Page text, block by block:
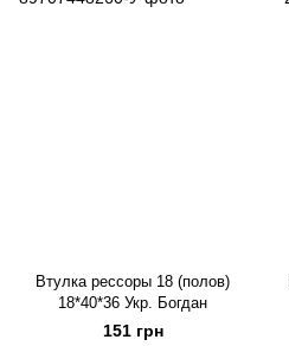
Втулка рессоры 18 (полов)
18*40*36 Укр. Богдан
151 грн